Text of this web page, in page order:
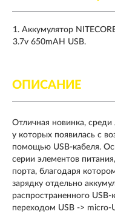
Аккумулятор
3.7v 650mAH USB.
ОПИСАНИЕ
Отличная новинка,
у которых появилась с
помощью USB-кабеля.
серии элементов
порта, благодаря
зарядку отдельно
распространенного
переходом USB -> micro-